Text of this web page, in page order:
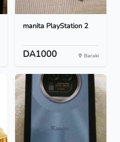
manita PlayStation 2
DA1000 Baraki